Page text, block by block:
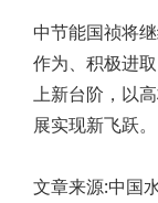
中节能国祯将
作为、积极进
上新台阶，以
展实现新飞跃。
文章来源:中国